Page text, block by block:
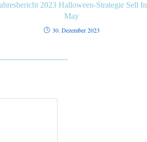
2023 Halloween-Strategie Sell In
May
30. Dezember 2023